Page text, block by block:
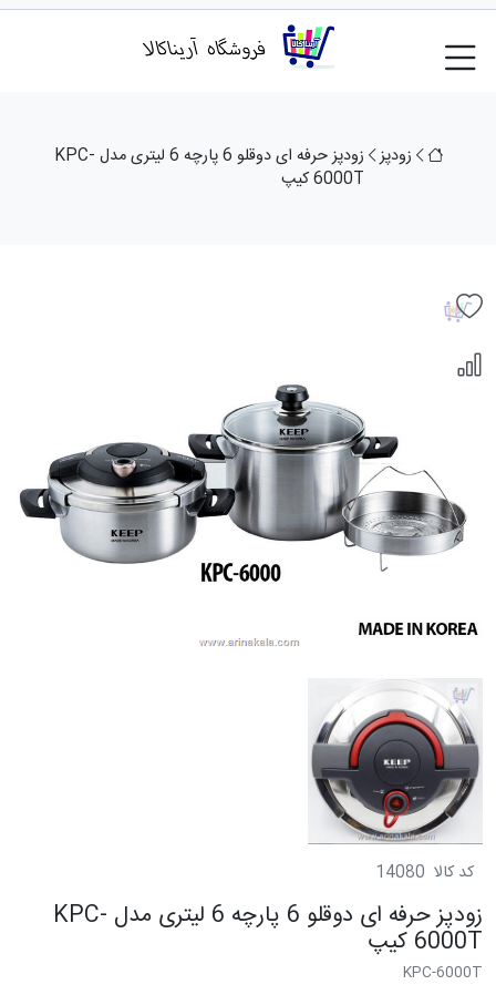
زودپز
زودپز حرفه ای دوقلو 6 پارچه 6 لیتری مدل KPC-
6000T کیپ
کد کالا 14080
زودپز حرفه ای دوقلو 6 پارچه 6 لیتری مدل KPC-
6000T کیپ
KPC-6000T